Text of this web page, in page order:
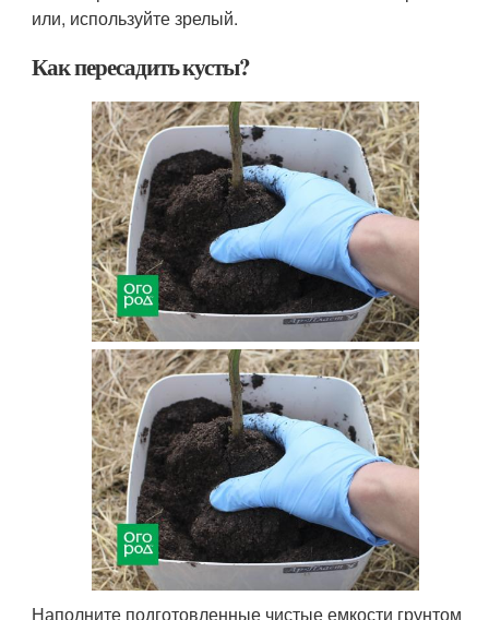
или, используйте зрелый.
Как пересадить кусты?
Наполните подготовленные чистые емкости грунтом